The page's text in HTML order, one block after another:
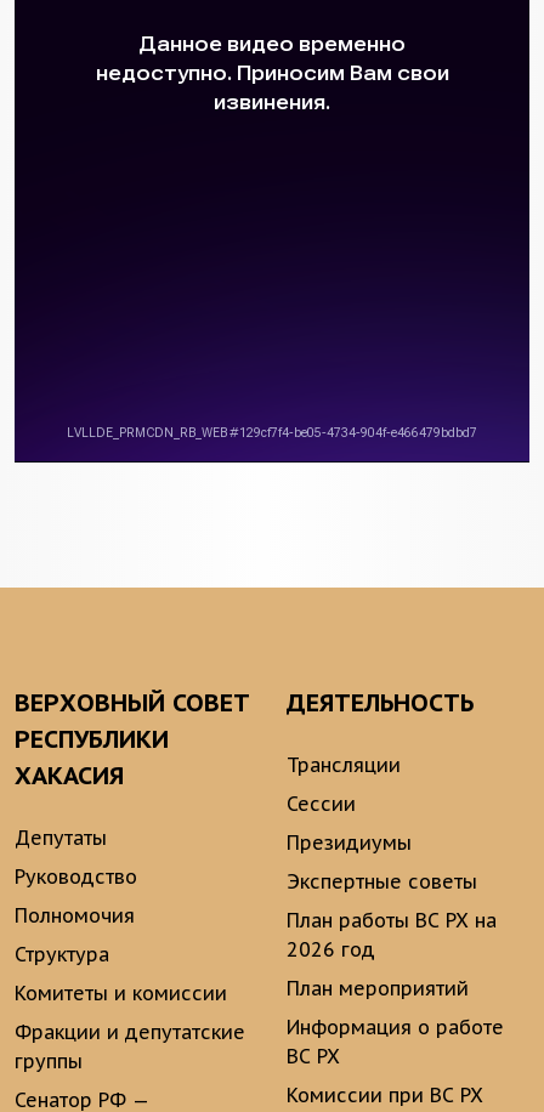
ВЕРХОВНЫЙ СОВЕТ
РЕСПУБЛИКИ
ХАКАСИЯ
Депутаты
Руководство
Полномочия
Структура
Комитеты и комиссии
Фракции и депутатские
группы
Сенатор РФ —
ДЕЯТЕЛЬНОСТЬ
Трансляции
Сессии
Президиумы
Экспертные советы
План работы ВС РХ на
2026 год
План мероприятий
Информация о работе
ВС РХ
Комиссии при ВС РХ